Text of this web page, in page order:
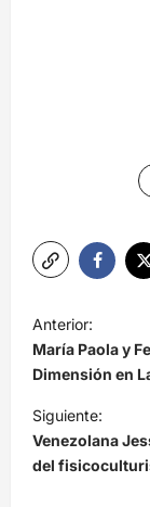
a
v
e
g
a
Anterior:
María Paola y
Dimensión en
Siguiente:
Venezolana
del